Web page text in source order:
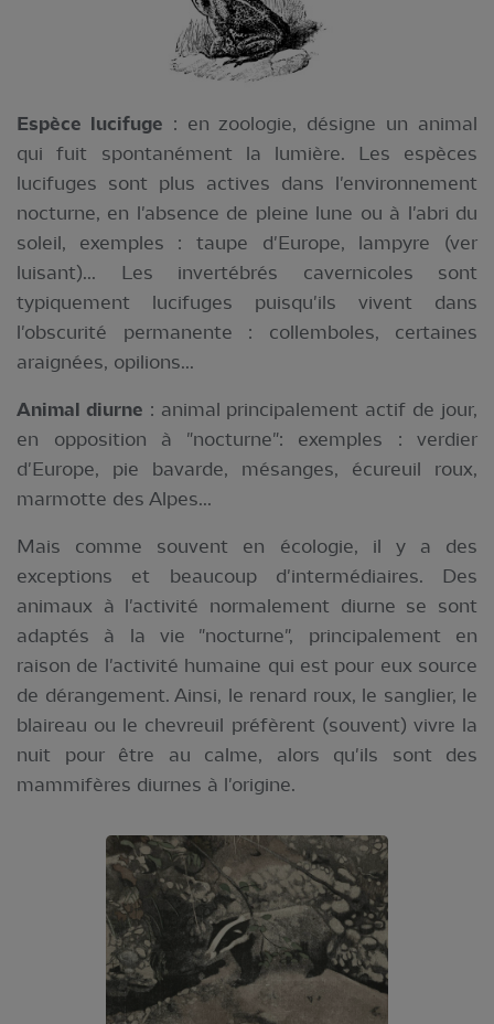
Espèce lucifuge : en zoologie, désigne un animal
qui fuit spontanément la lumière. Les espèces
lucifuges sont plus actives dans l'environnement
nocturne, en l'absence de pleine lune ou à l'abri du
soleil, exemples : taupe d'Europe, lampyre (ver
luisant)... Les invertébrés cavernicoles sont
typiquement lucifuges puisqu'ils vivent dans
l'obscurité permanente : collemboles, certaines
araignées, opilions...
Animal diurne : animal principalement actif de jour,
en opposition à "nocturne": exemples : verdier
d'Europe, pie bavarde, mésanges, écureuil roux,
marmotte des Alpes...
Mais comme souvent en écologie, il y a des
exceptions et beaucoup d'intermédiaires. Des
animaux à l'activité normalement diurne se sont
adaptés à la vie "nocturne", principalement en
raison de l'activité humaine qui est pour eux source
de dérangement. Ainsi, le renard roux, le sanglier, le
blaireau ou le chevreuil préfèrent (souvent) vivre la
nuit pour être au calme, alors qu'ils sont des
mammifères diurnes à l'origine.